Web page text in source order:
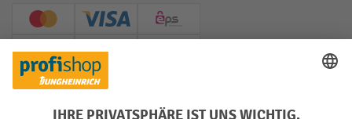
Creditcard (Master)Creditcard (Visa)
EPS
PayPal
Soziale Netzwerke